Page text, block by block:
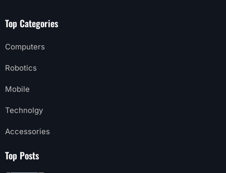
Top Categories
Computers
Robotics
Mobile
Technolgy
Accessories
Top Posts